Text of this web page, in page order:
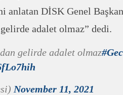
anlatan DİSK Genel
adalet olmaz” dedi.
gelirde adalet olmaz
November 11, 2021